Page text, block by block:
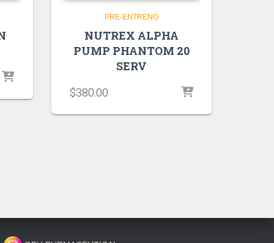
PRE-ENTRENO
NUTREX ALPHA
PUMP PHANTOM 20
SERV
$380.00